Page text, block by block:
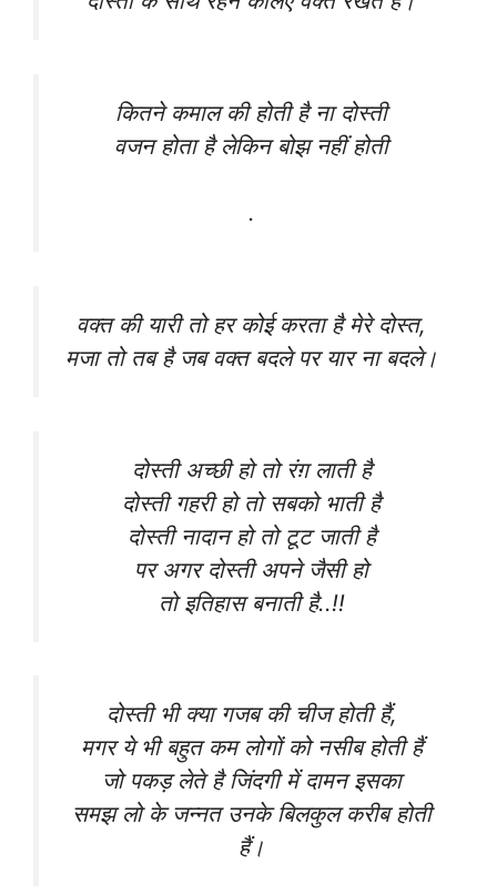
कितने कमाल की होती है ना दोस्ती
वजन होता है लेकिन बोझ नहीं होती
.
वक्त की यारी तो हर कोई करता है मेरे दोस्त,
मजा तो तब है जब वक्त बदले पर यार ना बदले।
दोस्ती अच्छी हो तो रंग़ लाती है
दोस्ती गहरी हो तो सबको भाती है
दोस्ती नादान हो तो टूट जाती है
पर अगर दोस्ती अपने जैसी हो
तो इतिहास बनाती है..!!
दोस्ती भी क्या गजब की चीज होती हैं,
मगर ये भी बहुत कम लोगों को नसीब होती हैं
जो पकड़ लेते है जिंदगी में दामन इसका
समझ लो के जन्नत उनके बिलकुल करीब होती
हैं।